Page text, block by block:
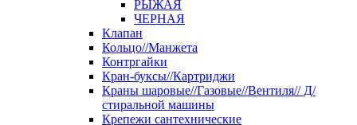
РЫЖАЯ
ЧЕРНАЯ
Клапан
Кольцо//Манжета
Контргайки
Кран-буксы//Картриджи
Краны шаровые//Газовые//Вентиля// Д/
стиральной машины
Крепежи сантехнические